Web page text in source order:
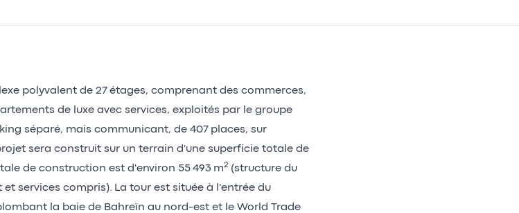
polyvalent de 27 étages, comprenant des commerces,
de luxe avec services, exploités par le groupe
séparé, mais communicant, de 407 places, sur
sera construit sur un terrain d'une superficie totale de
de construction est d'environ 55 493 m2(structure du
services compris). La tour est située à l'entrée du
la baie de Bahreïn au nord-est et le World Trade